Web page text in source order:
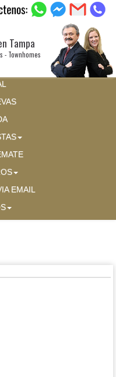
Tampa
- Townhomes
EMAIL